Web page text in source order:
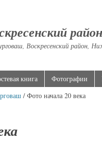
район
Воскресенский район,
книга Фотографии
/ Фото начала 20 века